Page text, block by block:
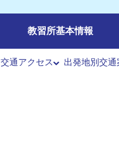
教習所基本情報
交通アクセス 出発地別交通